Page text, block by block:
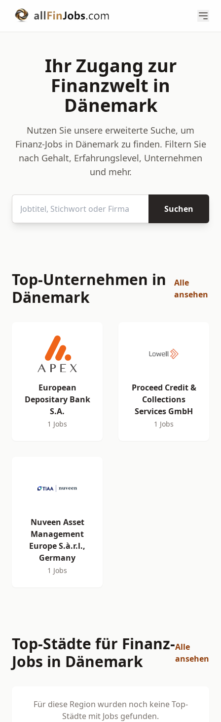
Ihr Zugang zur
Finanzwelt in
Dänemark
Nutzen Sie unsere erweiterte Suche, um
Finanz-Jobs in Dänemark zu finden. Filtern Sie
nach Gehalt, Erfahrungslevel, Unternehmen
und mehr.
Suchen
Top-Unternehmen in
Dänemark
Alle
ansehen
European
Depositary Bank
S.A.
1 Jobs
Proceed Credit &
Collections
Services GmbH
1 Jobs
Nuveen Asset
Management
Europe S.à.r.l.,
Germany
1 Jobs
Top-Städte für Finanz-
Jobs in Dänemark
Alle
ansehen
Für diese Region wurden noch keine Top-
Städte mit Jobs gefunden.